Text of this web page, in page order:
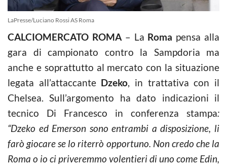
LaPresse/Luciano Rossi AS Roma
CALCIOMERCATO ROMA– La Roma pensa alla
gara di campionato contro la Sampdoria ma
anche e soprattutto al mercato con la situazione
legata all’attaccante Dzeko, in trattativa con il
Chelsea. Sull’argomento ha dato indicazioni il
tecnico Di Francesco in conferenza stampa:
“Dzeko ed Emerson sono entrambi a disposizione, li
farò giocare se lo riterrò opportuno. Non credo che la
Roma o io ci priveremmo volentieri di uno come Edin,